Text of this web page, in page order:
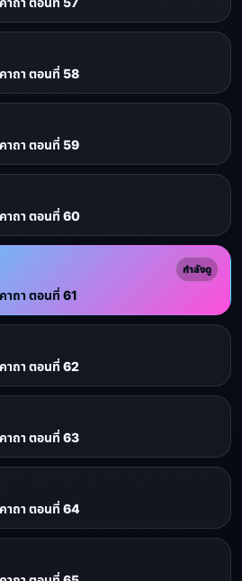
าถา ตอนที่ 58
าถา ตอนที่ 59
าถา ตอนที่ 60
กำลังดู
าถา ตอนที่ 61
าถา ตอนที่ 62
าถา ตอนที่ 63
าถา ตอนที่ 64